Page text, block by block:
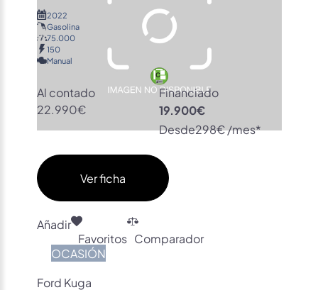
2022
Gasolina
75.000
150
Manual
Al contado
22.990€
Financiado
19.900€
Desde298€ /mes*
Ver ficha
Añadir
Favoritos Comparador
OCASIÓN
Ford Kuga